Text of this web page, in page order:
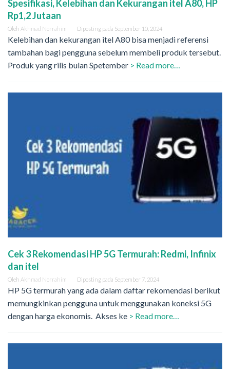
Spesifikasi, Kelebihan dan Kekurangan itel A80, HP
Rp1,2 Jutaan
Oleh Akhmad Norrahim Diposting pada September 10, 2024
Kelebihan dan kekurangan itel A80 bisa menjadi referensi
tambahan bagi pengguna sebelum membeli produk tersebut.
Produk yang rilis bulan Spetember > Read more…
Cek 3 Rekomendasi HP 5G Termurah: Redmi, Infinix
dan itel
Oleh Akhmad Norrahim Diposting pada September 7, 2024
HP 5G termurah yang ada dalam daftar rekomendasi berikut
memungkinkan pengguna untuk menggunakan koneksi 5G
dengan harga ekonomis. Akses ke > Read more…